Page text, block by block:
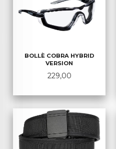
BOLLÈ COBRA HYBRID
VERSION
Pris
229,00